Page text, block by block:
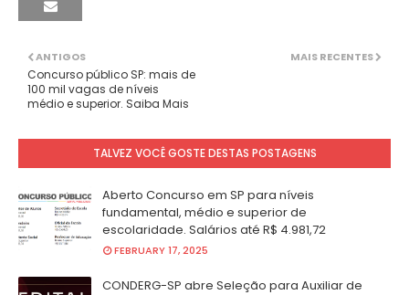
MAIS RECENTES
ANTIGOS
Concurso público SP: mais de
100 mil vagas de níveis
médio e superior. Saiba Mais
TALVEZ VOCÊ GOSTE DESTAS POSTAGENS
Aberto Concurso em SP para níveis
fundamental, médio e superior de
escolaridade. Salários até R$ 4.981,72
FEBRUARY 17, 2025
CONDERG-SP abre Seleção para Auxiliar de